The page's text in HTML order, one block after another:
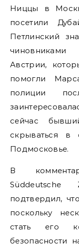
Ниццы в
посетили
Петлинский
чиновниками
Австрии,
помогли
полиции
сейчас
скрываться
Подмосковье.
В
подтвердил,
поскольку
стать его
безопасности